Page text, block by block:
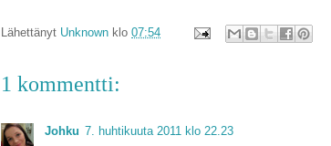
Lähettänyt Unknown klo 07:54
1 kommentti:
Johku 7. huhtikuuta 2011 klo 22.23